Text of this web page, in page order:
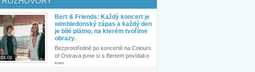
04.08.
Bert & Friends: Každý koncert je
wimbledonský zápas a každý den
je bílé plátno, na kterém tvoříme
obrazy.
Bezprostředně po koncertě na Colours
of Ostrava jsme si s Bertem povídali o
tom,...